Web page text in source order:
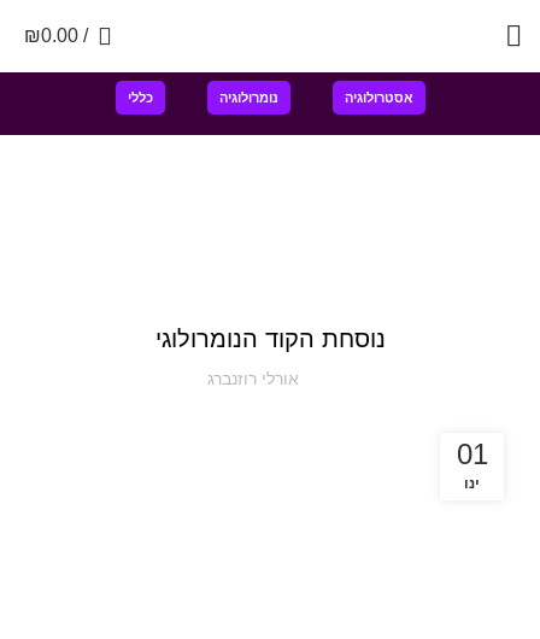
/
₪0.00
אסטרולוגיה נומרולוגיה כללי
נוסחת הקוד הנומרולוגי
אורלי רוזנברג
01
ינו